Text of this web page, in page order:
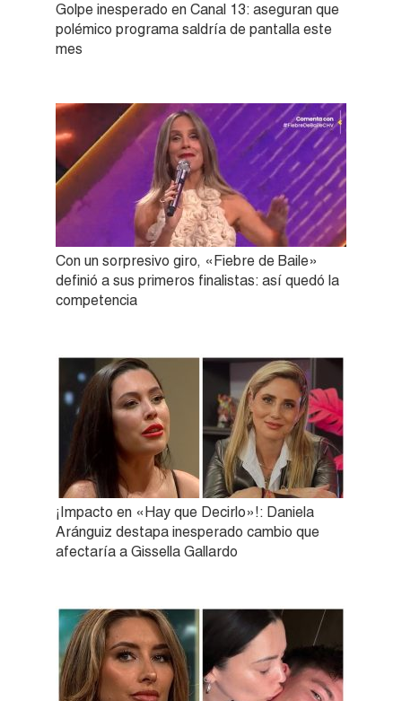
Golpe inesperado en Canal 13: aseguran que
polémico programa saldría de pantalla este
mes
Con un sorpresivo giro, «Fiebre de Baile»
definió a sus primeros finalistas: así quedó la
competencia
¡Impacto en «Hay que Decirlo»!: Daniela
Aránguiz destapa inesperado cambio que
afectaría a Gissella Gallardo